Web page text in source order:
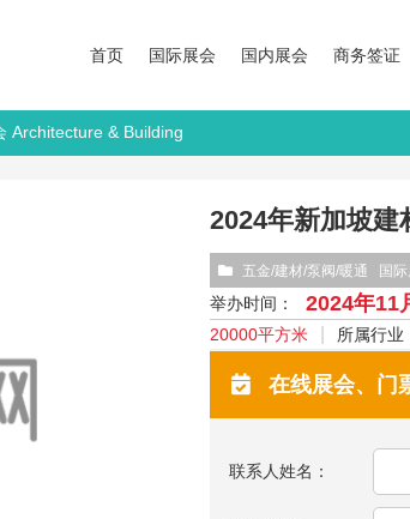
首页 国际展会 国内展会 商务签证
Architecture & Building
2024年新加坡
五金/建材/泵阀/暖通 国
举办时间： 2024年11
20000平方米
所属行业
在线展会、门
联系人姓名：